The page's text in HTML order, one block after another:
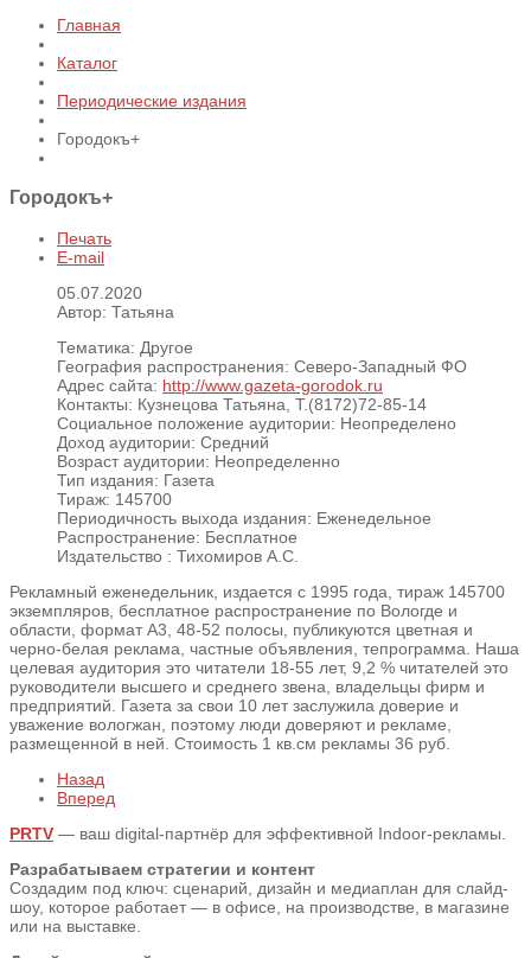
Главная
Каталог
Периодические издания
Городокъ+
Городокъ+
Печать
E-mail
05.07.2020
Автор: Татьяна
Тематика: Другое
География распространения: Северо-Западный ФО
Адрес сайта: http://www.gazeta-gorodok.ru
Контакты: Кузнецова Татьяна, Т.(8172)72-85-14
Социальное положение аудитории: Неопределено
Доход аудитории: Средний
Возраст аудитории: Неопределенно
Тип издания: Газета
Тираж: 145700
Периодичность выхода издания: Еженедельное
Распространение: Бесплатное
Издательство : Тихомиров А.С.
Рекламный еженедельник, издается с 1995 года, тираж 145700
экземпляров, бесплатное распространение по Вологде и
области, формат А3, 48-52 полосы, публикуются цветная и
черно-белая реклама, частные объявления, тепрограмма. Наша
целевая аудитория это читатели 18-55 лет, 9,2 % читателей это
руководители высшего и среднего звена, владельцы фирм и
предприятий. Газета за свои 10 лет заслужила доверие и
уважение вологжан, поэтому люди доверяют и рекламе,
размещенной в ней. Стоимость 1 кв.см рекламы 36 руб.
Назад
Вперед
PRTV — ваш digital-партнёр для эффективной Indoor-рекламы.
Разрабатываем стратегии и контент
Создадим под ключ: сценарий, дизайн и медиаплан для слайд-
шоу, которое работает — в офисе, на производстве, в магазине
или на выставке.